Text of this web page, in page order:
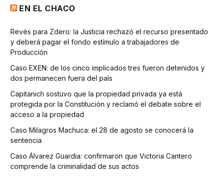
EN EL CHACO
Revés para Zdero: la Justicia rechazó el recurso presentado
y deberá pagar el fondo estímulo a trabajadores de
Producción
Caso EXEN: de los cinco implicados tres fueron detenidos y
dos permanecen fuera del país
Capitanich sostuvo que la propiedad privada ya está
protegida por la Constitución y reclamó el debate sobre el
acceso a la propiedad
Caso Milagros Machuca: el 28 de agosto se conocerá la
sentencia
Caso Álvarez Guardia: confirmaron que Victoria Cantero
comprende la criminalidad de sus actos